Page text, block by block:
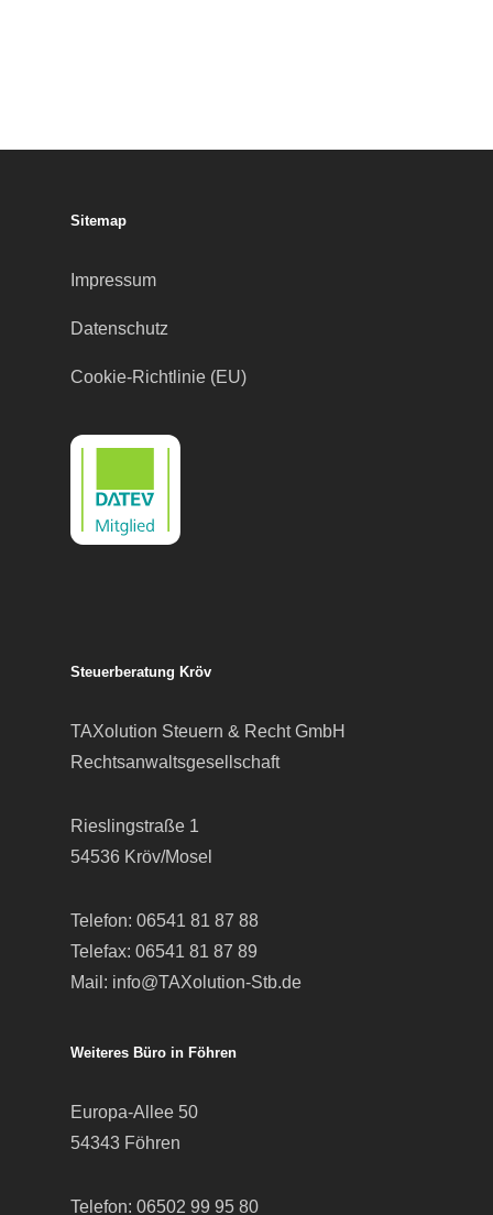
Sitemap
Impressum
Datenschutz
Cookie-Richtlinie (EU)
Steuerberatung Kröv
TAXolution Steuern & Recht GmbH
Rechtsanwaltsgesellschaft
Rieslingstraße 1
54536 Kröv/Mosel
Telefon: 06541 81 87 88
Telefax: 06541 81 87 89
Mail: info@TAXolution-Stb.de
Weiteres Büro in Föhren
Europa-Allee 50
54343 Föhren
Telefon: 06502 99 95 80